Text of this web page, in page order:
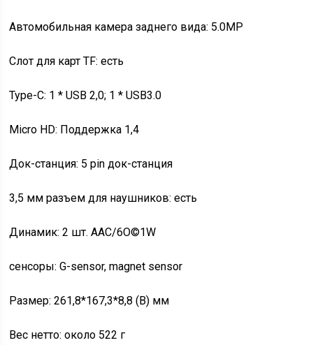
Автомобильная камера заднего вида: 5.0MP
Слот для карт TF: есть
Type-C: 1 * USB 2,0; 1 * USB3.0
Micro HD: Поддержка 1,4
Док-станция: 5 pin док-станция
3,5 мм разъем для наушников: есть
Динамик: 2 шт. AAC/6О©1W
сенсоры: G-sensor, magnet sensor
Размер: 261,8*167,3*8,8 (В) мм
Вес нетто: около 522 г